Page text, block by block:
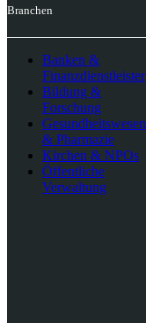
Branchen
Banken &
Finanzdienstleister
Bildung &
Forschung
Gesundheitswesen
& Pharmazie
Kirchen & NPOs
Öffentliche
Verwaltung